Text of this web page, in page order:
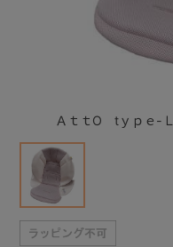
ＡｔｔO tｙｐｅ-Ｌ